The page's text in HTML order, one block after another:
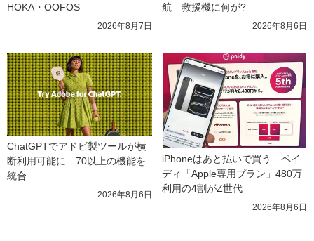
HOKA・OOFOS
2026年8月7日
航　救援機に何が?
2026年8月6日
ChatGPTでアドビ製ツールが横
断利用可能に　70以上の機能を
統合
2026年8月6日
iPhoneはあと払いで買う　ペイ
ディ「Apple専用プラン」480万
利用の4割がZ世代
2026年8月6日